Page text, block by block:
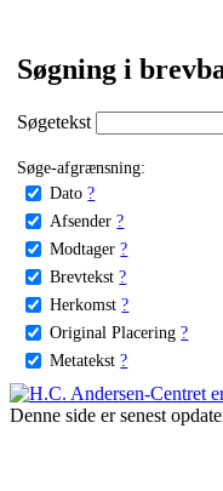
Søgning i
Søgetekst
Søge-afgrænsning:
Dato ?
Afsender ?
Modtager ?
Brevtekst ?
Herkomst ?
Original Placering ?
Metatekst ?
Denne side er senest